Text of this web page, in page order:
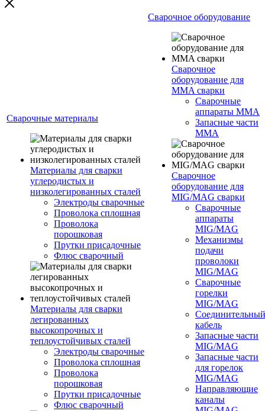
Сварочные материалы
Материалы для сварки
углеродистых и
низколегированных сталей
Электроды сварочные
Проволока сплошная
Проволока
порошковая
Прутки присадочные
Флюс сварочный
Материалы для сварки
легированных
высокопрочных и
теплоустойчивых сталей
Электроды сварочные
Проволока сплошная
Проволока
порошковая
Прутки присадочные
Флюс сварочный
Сварочное оборудование
Сварочное
оборудование для
MMA сварки
Сварочные
аппараты MMA
Запасные части
MMA
Сварочное
оборудование для
MIG/MAG сварки
Сварочные
аппараты
MIG/MAG
Механизмы
подачи
проволоки
MIG/MAG
Сварочные
горелки
MIG/MAG
Соединительный
кабель
Запасные части
MIG/MAG
Запасные части
для горелок
MIG/MAG
Направляющие
каналы